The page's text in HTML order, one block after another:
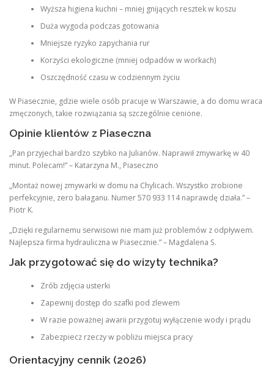
Wyższa higiena kuchni – mniej gnijących resztek w koszu
Duża wygoda podczas gotowania
Mniejsze ryzyko zapychania rur
Korzyści ekologiczne (mniej odpadów w workach)
Oszczędność czasu w codziennym życiu
W Piasecznie, gdzie wiele osób pracuje w Warszawie, a do domu wraca
zmęczonych, takie rozwiązania są szczególnie cenione.
Opinie klientów z Piaseczna
„Pan przyjechał bardzo szybko na Julianów. Naprawił zmywarkę w 40
minut. Polecam!” – Katarzyna M., Piaseczno
„Montaż nowej zmywarki w domu na Chylicach. Wszystko zrobione
perfekcyjnie, zero bałaganu. Numer 570 933 114 naprawdę działa.” –
Piotr K.
„Dzięki regularnemu serwisowi nie mam już problemów z odpływem.
Najlepsza firma hydrauliczna w Piasecznie.” – Magdalena S.
Jak przygotować się do wizyty technika?
Zrób zdjęcia usterki
Zapewnij dostęp do szafki pod zlewem
W razie poważnej awarii przygotuj wyłączenie wody i prądu
Zabezpiecz rzeczy w pobliżu miejsca pracy
Orientacyjny cennik (2026)